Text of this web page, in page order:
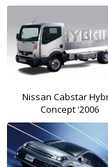
Nissan Cabstar
Concept '2006